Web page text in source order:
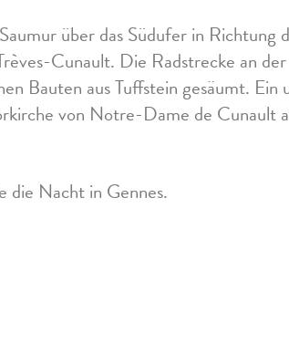
über das Südufer in Richtung
Cunault. Die Radstrecke an
Bauten aus Tuffstein gesäumt. Ein
von Notre-Dame de Cunault
die Nacht in Gennes.